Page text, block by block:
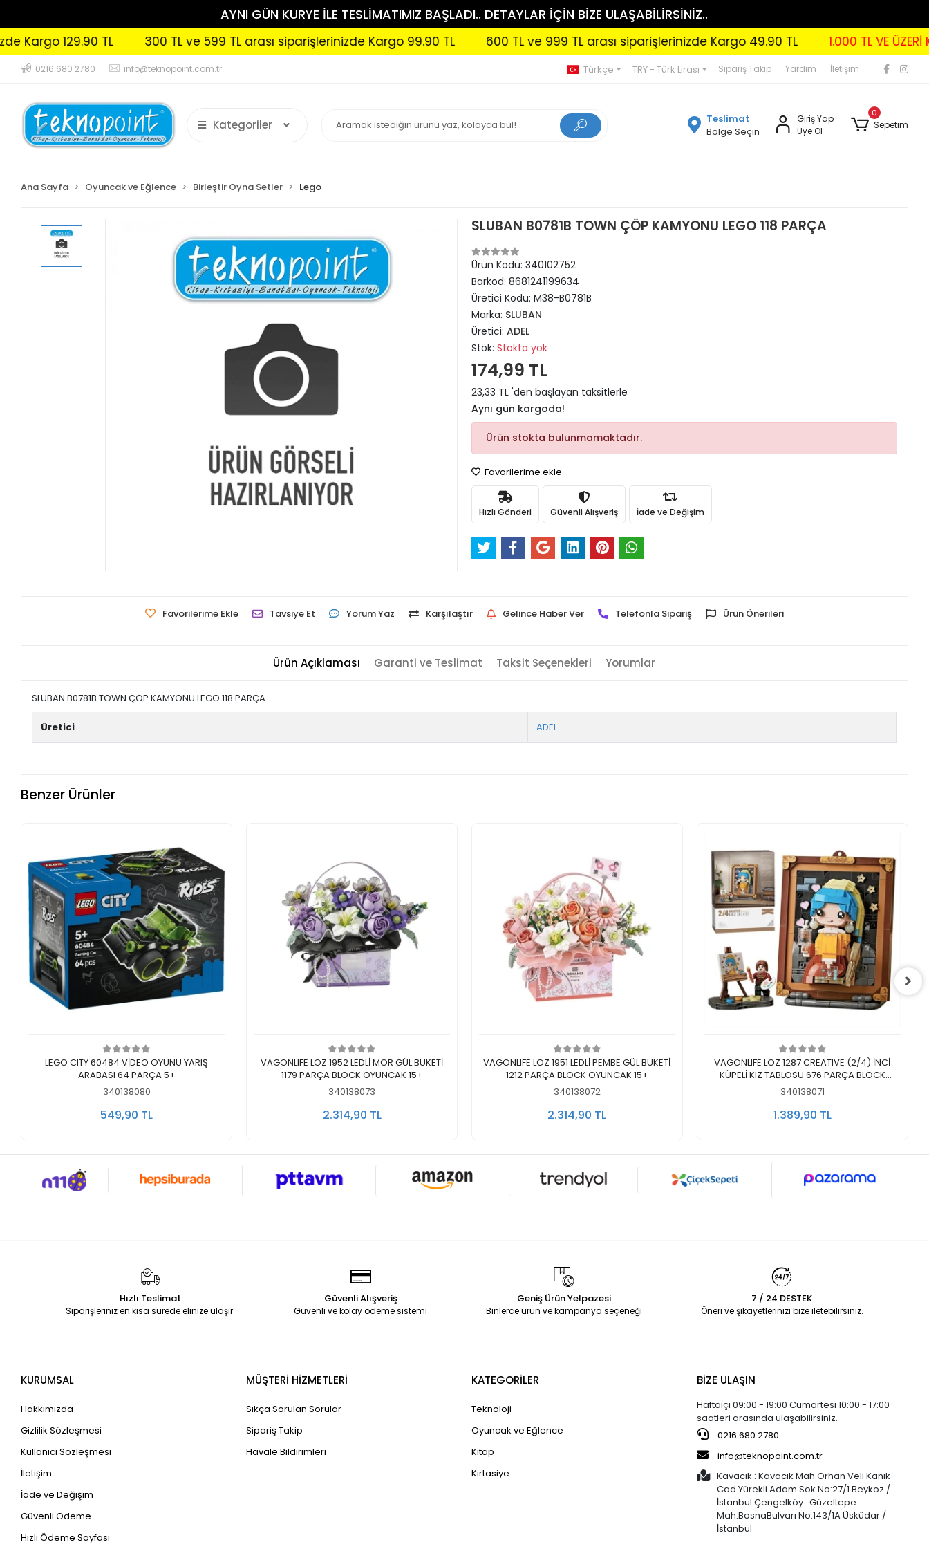
AYNI GÜN KURYE İLE TESLİMATIMIZ BAŞLADI.. DETAYLAR İÇİN BİZE ULAŞABİLİRSİNİZ..
129.90 TL 300 TL ve 599 TL arası siparişlerinizde Kargo 99.90 TL 600 TL ve 999 TL arası siparişlerinizde Kargo 49.90 TL 1.000 TL VE ÜZERİ
0216 680 2780 info@teknopoint.com.tr Türkçe TRY - Türk Lirası Sipariş Takip Yardım İletişim
Kategoriler
Teslimat
Bölge Seçin
Giriş Yap
Üye Ol
0
Sepetim
Ana Sayfa Oyuncak ve Eğlence Birleştir Oyna Setler Lego
SLUBAN B0781B TOWN ÇÖP KAMYONU LEGO 118 PARÇA
Ürün Kodu: 340102752
Barkod: 8681241199634
Üretici Kodu: M38-B0781B
Marka: SLUBAN
Üretici: ADEL
Stok: Stokta yok
174,99 TL
23,33 TL 'den başlayan taksitlerle
Aynı gün kargoda!
Ürün stokta bulunmamaktadır.
Favorilerime ekle
Hızlı Gönderi Güvenli Alışveriş İade ve Değişim
Favorilerime Ekle Tavsiye Et Yorum Yaz Karşılaştır Gelince Haber Ver Telefonla Sipariş Ürün Önerileri
Ürün Açıklaması Garanti ve Teslimat Taksit Seçenekleri Yorumlar
SLUBAN B0781B TOWN ÇÖP KAMYONU LEGO 118 PARÇA
Üretici ADEL
Benzer Ürünler
Sepete Ekle
LEGO CITY 60484 VİDEO OYUNU YARIŞ
ARABASI 64 PARÇA 5+
340138080
549,90 TL
Sepete Ekle
VAGONLIFE LOZ 1952 LEDLİ MOR GÜL BUKETİ
1179 PARÇA BLOCK OYUNCAK 15+
340138073
2.314,90 TL
Sepete Ekle
VAGONLIFE LOZ 1951 LEDLİ PEMBE GÜL BUKETİ
1212 PARÇA BLOCK OYUNCAK 15+
340138072
2.314,90 TL
Sepete Ekle
VAGONLIFE LOZ 1287 CREATIVE (2/4) İNCİ
KÜPELİ KIZ TABLOSU 676 PARÇA BLOCK
OYUNCAK 6+
340138071
1.389,90 TL
Hızlı Teslimat
Siparişleriniz en kısa sürede elinize ulaşır.
Güvenli Alışveriş
Güvenli ve kolay ödeme sistemi
Geniş Ürün Yelpazesi
Binlerce ürün ve kampanya seçeneği
7 / 24 DESTEK
Öneri ve şikayetlerinizi bize iletebilirsiniz.
KURUMSAL
Hakkımızda
Gizlilik Sözleşmesi
Kullanıcı Sözleşmesi
İletişim
İade ve Değişim
Güvenli Ödeme
Hızlı Ödeme Sayfası
MÜŞTERİ HİZMETLERİ
Sıkça Sorulan Sorular
Sipariş Takip
Havale Bildirimleri
KATEGORİLER
Teknoloji
Oyuncak ve Eğlence
Kitap
Kırtasiye
BİZE ULAŞIN
Haftaiçi 09:00 - 19:00 Cumartesi 10:00 - 17:00
saatleri arasında ulaşabilirsiniz.
0216 680 2780
info@teknopoint.com.tr
Kavacık : Kavacık Mah.Orhan Veli Kanık
Cad.Yürekli Adam Sok.No:27/1 Beykoz /
İstanbul Çengelköy : Güzeltepe
Mah.BosnaBulvarı No:143/1A Üsküdar /
İstanbul